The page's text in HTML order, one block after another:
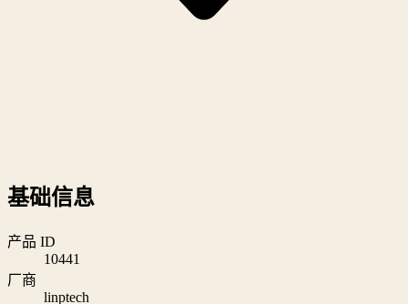
基础信息
产品 ID
10441
厂商
linptech